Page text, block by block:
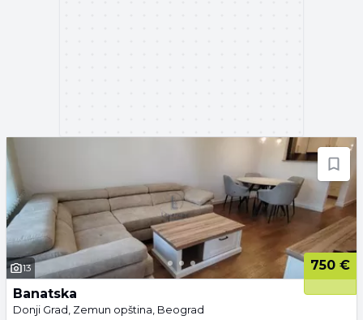
13
750 €
Banatska
Donji Grad, Zemun opština, Beograd